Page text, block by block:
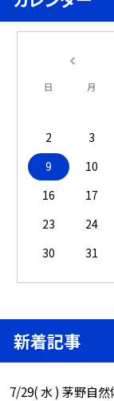
日 月
2
3
9
10
16
17
23
24
30
31
新着記事
7/29( 水 ) 茅野自然